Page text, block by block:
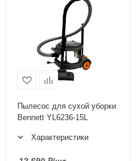
Пылесос для сухой уборки
Bennett YL6236-15L
Характеристики